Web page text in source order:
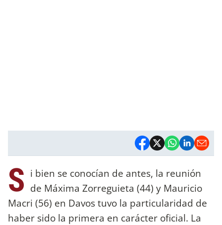
S i bien se conocían de antes, la reunión
de Máxima Zorreguieta (44) y Mauricio
Macri (56) en Davos tuvo la particularidad de
haber sido la primera en carácter oficial. La